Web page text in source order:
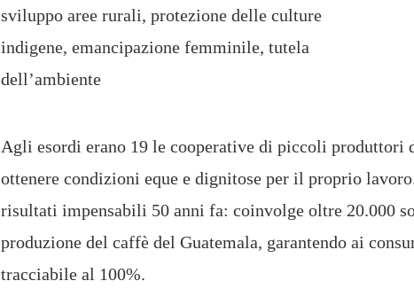
sviluppo aree rurali, protezione delle culture
indigene, emancipazione femminile, tutela
dell’ambiente
Agli esordi erano 19 le cooperative di piccoli produttori
ottenere condizioni eque e dignitose per il proprio
risultati impensabili 50 anni fa: coinvolge oltre 20.000
produzione del caffè del Guatemala, garantendo ai
tracciabile al 100%.